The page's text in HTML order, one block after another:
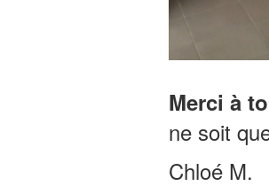
Merci à
ne soit
Chloé M.